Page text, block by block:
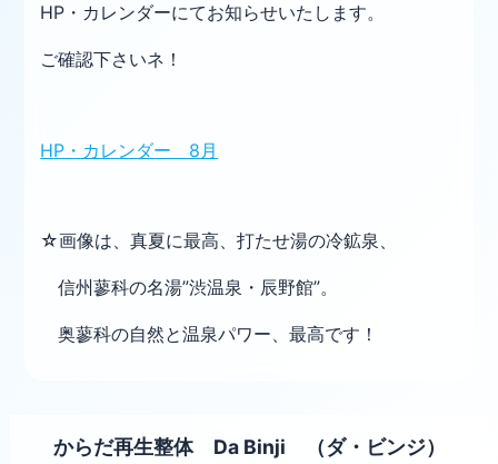
HP・カレンダーにてお知らせいたします。
ご確認下さいネ！
HP・カレンダー 8月
☆画像は、真夏に最高、打たせ湯の冷鉱泉、
信州蓼科の名湯”渋温泉・辰野館”。
奥蓼科の自然と温泉パワー、最高です！
からだ再生整体 Da Binji （ダ・ビンジ）